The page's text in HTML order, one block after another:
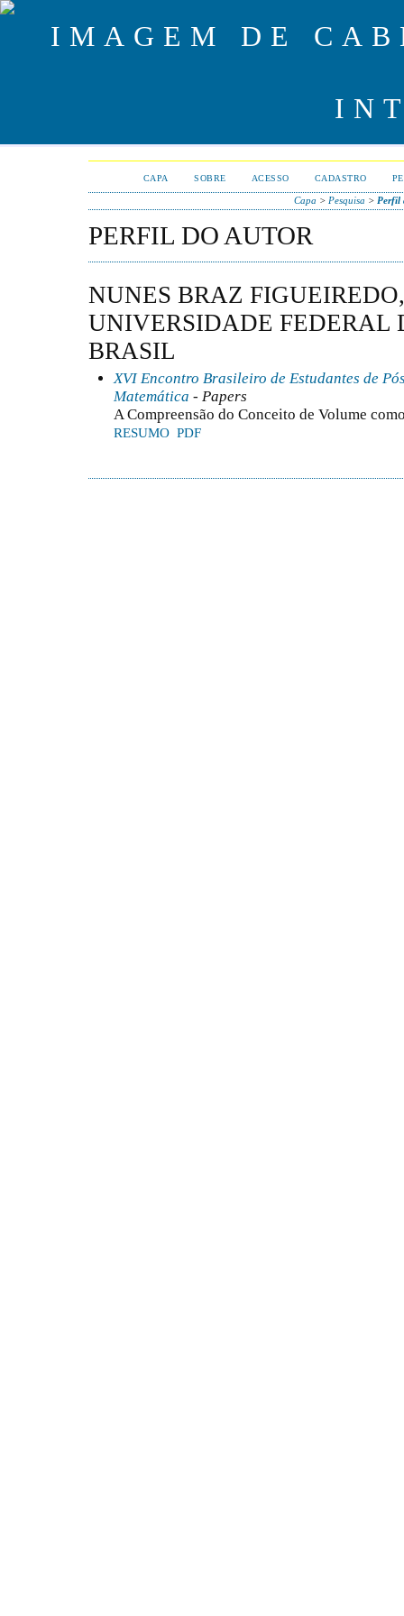
CAPA SOBRE ACESSO CADASTRO
Capa > Pesquisa > Perfil
PERFIL DO AUTOR
NUNES BRAZ
UNIVERSIDADE FEDERAL
BRASIL
XVI Encontro Brasileiro de Estudantes de
Matemática - Papers
A Compreensão do Conceito de Volume
RESUMO PDF